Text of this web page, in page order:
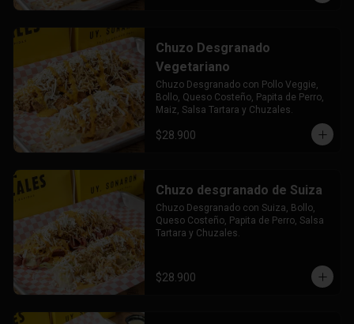
Chuzo Desgranado
Vegetariano
Chuzo Desgranado con Pollo Veggie,
Bollo, Queso Costeño, Papita de Perro,
Maiz, Salsa Tartara y Chuzales.
$28.900
Chuzo desgranado de Suiza
Chuzo Desgranado con Suiza, Bollo,
Queso Costeño, Papita de Perro, Salsa
Tartara y Chuzales.
$28.900